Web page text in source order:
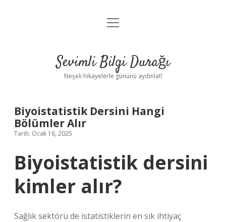
Anasayfa
Yasal Uyarı
menüyü
Sevimli Bilgi Durağı
Neşeli hikayelerle gününü aydınlat!
Biyoistatistik Dersini Hangi
Bölümler Alır
Tarih: Ocak 16, 2025
Biyoistatistik dersini
kimler alır?
Sağlık sektörü de istatistiklerin en sık ihtiyaç